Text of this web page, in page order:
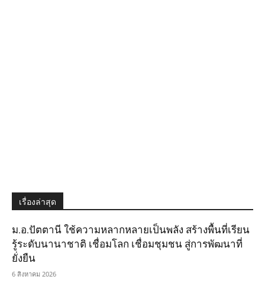
เรื่องล่าสุด
ม.อ.ปัตตานี ใช้ความหลากหลายเป็นพลัง สร้างพื้นที่เรียน
รู้ระดับนานาชาติ เชื่อมโลก เชื่อมชุมชน สู่การพัฒนาที่
ยั่งยืน
6 สิงหาคม 2026